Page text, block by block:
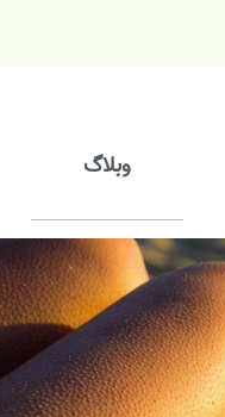
وبلاگ